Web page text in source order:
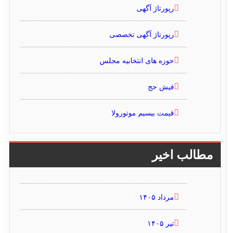
رپورتاژ آگهی
رپورتاژ آگهی تخصصی
حوزه های انتخابیه مجلس
فیش حج
قیمت بیسیم موتورولا
مطالب اخیر
مرداد ۱۴۰۵